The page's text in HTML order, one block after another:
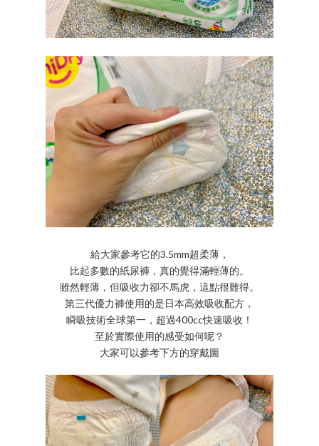
給大家參考它的3.5mm超柔薄，
比起多數的紙尿褲，真的覺得滿輕薄的。
雖然輕薄，但吸收力卻不馬虎，這點很難得。
第三代優力褲使用的是日本高效吸收配方，
瞬吸技術全球第一，超過400cc快速吸收！
至於實際使用的感受如何呢？
大家可以參考下方的穿戴圖